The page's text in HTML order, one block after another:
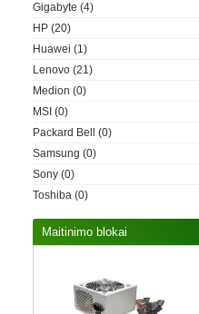
Gigabyte (4)
HP (20)
Huawei (1)
Lenovo (21)
Medion (0)
MSI (0)
Packard Bell
(0)
Samsung (0)
Sony (0)
Toshiba (0)
Maitinimo blokai